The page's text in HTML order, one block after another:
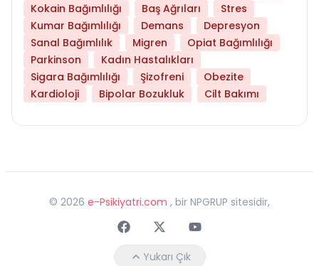
Kokain Bağımlılığı
Baş Ağrıları
Stres
Kumar Bağımlılığı
Demans
Depresyon
Sanal Bağımlılık
Migren
Opiat Bağımlılığı
Parkinson
Kadın Hastalıkları
Sigara Bağımlılığı
Şizofreni
Obezite
Kardioloji
Bipolar Bozukluk Cilt Bakımı
© 2026 e-Psikiyatri.com , bir NPGRUP sitesidir,
FaceebokTwitterYoutube
Yukarı Çık